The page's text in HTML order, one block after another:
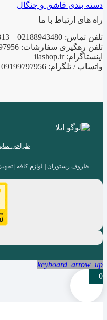
دسته بندی قاشق و چنگال
راه های ارتباط با ما
تلفن تماس: 02188943480 – 02155470813 – 02155470280
تلفن رهگیری سفارشات: 09199797956
اینستاگرام: ilashop.ir
واتساپ / تلگرام: 09199797956
طراحی
ظروف رستوران | لوازم کافه |
keyboard_arrow_up
0